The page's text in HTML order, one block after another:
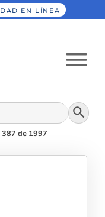
EN LÍNEA
Botón
387 de 1997